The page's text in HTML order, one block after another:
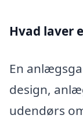
Hvad laver
En
design,
udendørs